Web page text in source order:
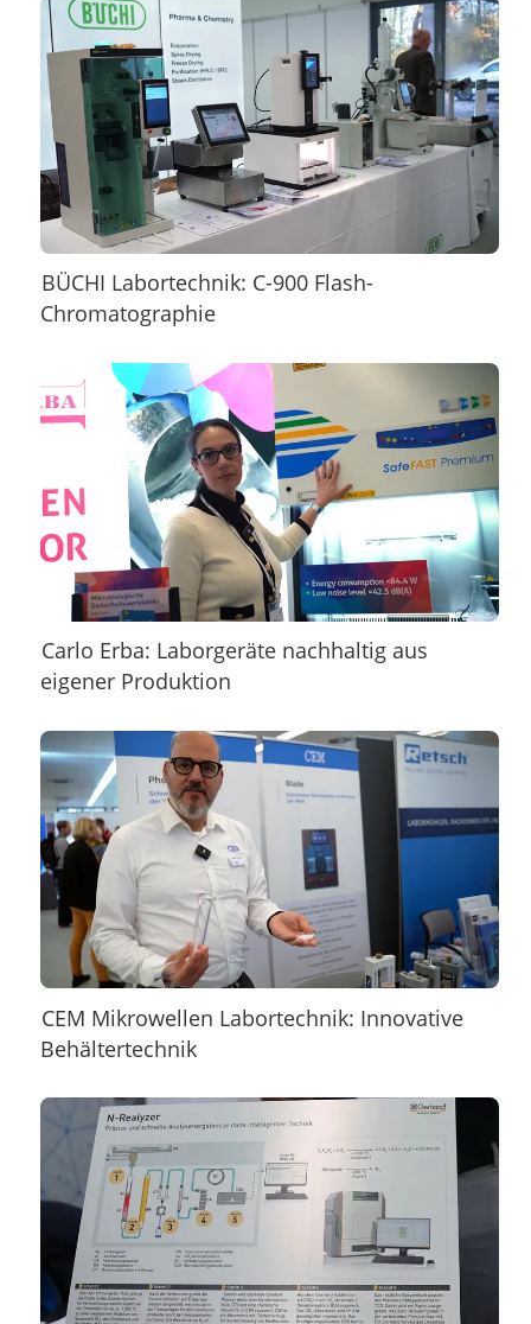
BÜCHI Labortechnik: C-900 Flash-
Chromatographie
Carlo Erba: Laborgeräte nachhaltig aus
eigener Produktion
CEM Mikrowellen Labortechnik: Innovative
Behältertechnik